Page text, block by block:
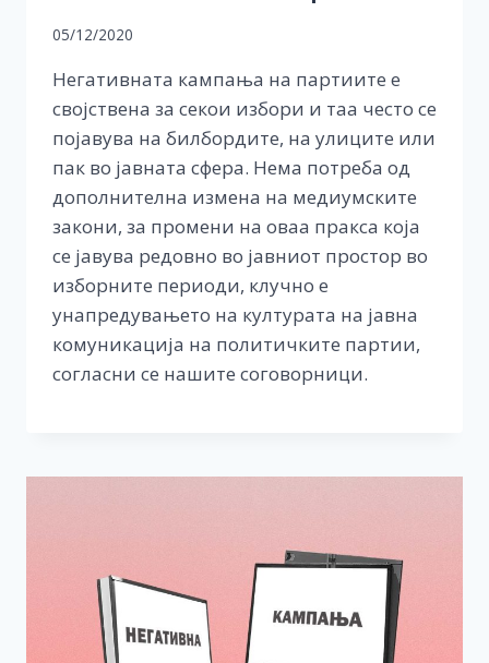
05/12/2020
Негативната кампања на партиите е
својствена за секои избори и таа често се
појавува на билбордите, на улиците или
пак во јавната сфера. Нема потреба од
дополнителна измена на медиумските
закони, за промени на оваа пракса која
се јавува редовно во јавниот простор во
изборните периоди, клучно е
унапредувањето на културата на јавна
комуникација на политичките партии,
согласни се нашите соговорници.